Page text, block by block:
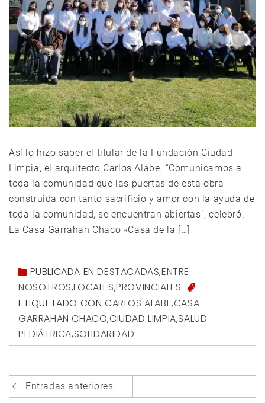
Así lo hizo saber el titular de la Fundación Ciudad
Limpia, el arquitecto Carlos Alabe. “Comunicamos a
toda la comunidad que las puertas de esta obra
construida con tanto sacrificio y amor con la ayuda de
toda la comunidad, se encuentran abiertas”, celebró.
La Casa Garrahan Chaco «Casa de la […]
PUBLICADA ENDESTACADAS,ENTRE
NOSOTROS,LOCALES,PROVINCIALES
ETIQUETADO CON CARLOS ALABE,CASA
GARRAHAN CHACO,CIUDAD LIMPIA,SALUD
PEDIÁTRICA,SOLIDARIDAD
Navegación
Entradas anteriores